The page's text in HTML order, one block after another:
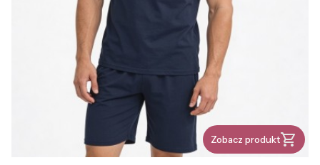
Zobacz produkt